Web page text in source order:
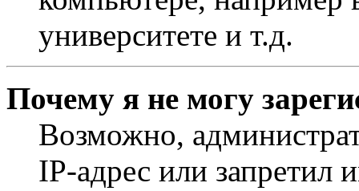
университете и т.д.
Почему я не могу
Возможно,
IP-адрес или запретил